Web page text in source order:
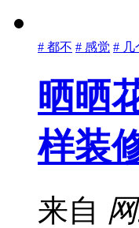
# 都不 # 感觉 # 几
晒晒
样装
来自